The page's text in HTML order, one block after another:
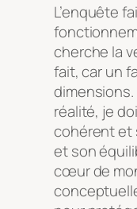
L’enquête
cherche la
fait, car un
réalité, je
cohérent et
et son
cœur de